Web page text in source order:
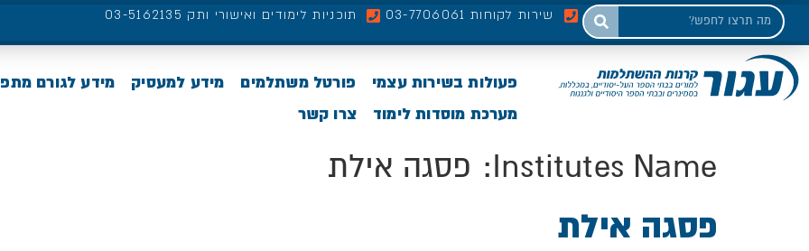
שירות לקוחות 03-7706061 תוכניות לימודים ואישורי ותק 03-5162135
פעולות בשירות עצמי פורטל משתלמים מידע למעסיק
מידע לגורם
מערכת מוסדות לימוד
צרו קשר
Institutes Name: פסגה אילת
פסגה אילת